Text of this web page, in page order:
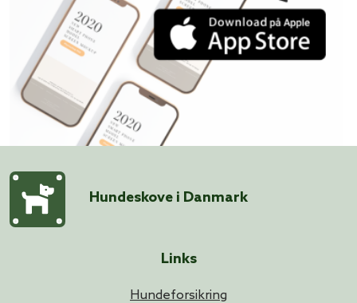
Hundeskove i Danmark
Links
Hundeforsikring